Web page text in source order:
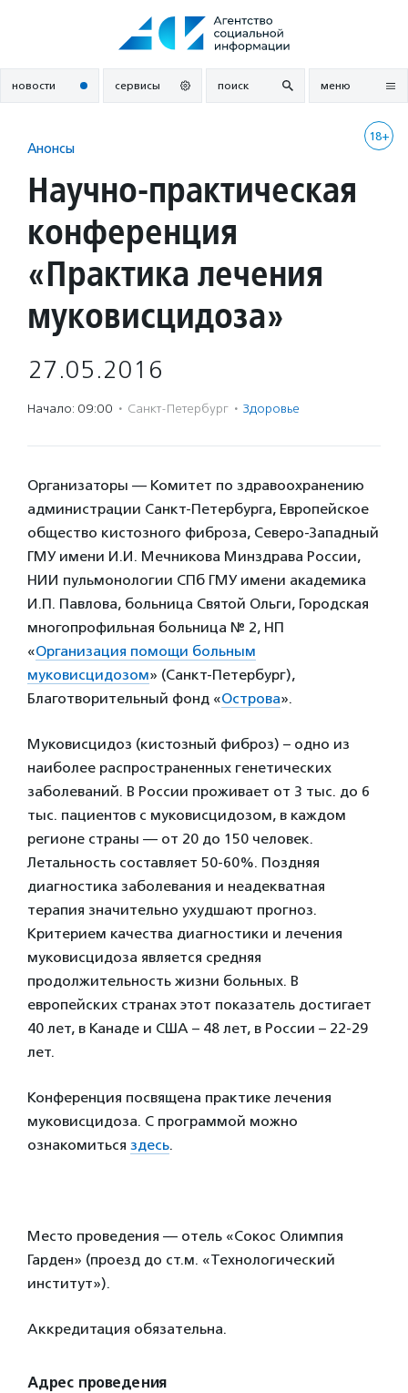
новости сервисы поиск меню
18+
Анонсы
Научно-практическая
конференция
«Практика лечения
муковисцидоза»
27.05.2016
Начало: 09:00 · Санкт-Петербург · Здоровье
Организаторы — Комитет по здравоохранению
администрации Санкт-Петербурга, Европейское
общество кистозного фиброза, Северо-Западный
ГМУ имени И.И. Мечникова Минздрава России,
НИИ пульмонологии СПб ГМУ имени академика
И.П. Павлова, больница Святой Ольги, Городская
многопрофильная больница № 2, НП
«Организация помощи больным
муковисцидозом» (Санкт-Петербург),
Благотворительный фонд «Острова».
Муковисцидоз (кистозный фиброз) – одно из
наиболее распространенных генетических
заболеваний. В России проживает от 3 тыс. до 6
тыс. пациентов с муковисцидозом, в каждом
регионе страны — от 20 до 150 человек.
Летальность составляет 50-60%. Поздняя
диагностика заболевания и неадекватная
терапия значительно ухудшают прогноз.
Критерием качества диагностики и лечения
муковисцидоза является средняя
продолжительность жизни больных. В
европейских странах этот показатель достигает
40 лет, в Канаде и США – 48 лет, в России – 22-29
лет.
Конференция посвящена практике лечения
муковисцидоза. С программой можно
ознакомиться здесь.
Место проведения — отель «Сокос Олимпия
Гарден» (проезд до ст.м. «Технологический
институт»).
Аккредитация обязательна.
Адрес проведения